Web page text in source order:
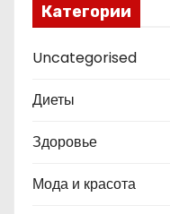
Категории
Uncategorised
Диеты
Здоровье
Мода и красота